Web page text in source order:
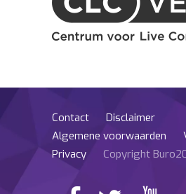
Contact
Disclaimer
Algemene voorwaarden
Privacy
Copyright